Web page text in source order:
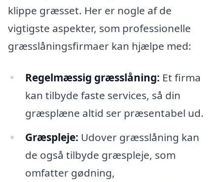
klippe græsset. Her er nogle af de
vigtigste aspekter, som professionelle
græsslåningsfirmaer kan hjælpe med:
Regelmæssig græsslåning: Et firma
kan tilbyde faste services, så din
græsplæne altid ser præsentabel ud.
Græspleje: Udover græsslåning kan
de også tilbyde græspleje, som
omfatter gødning,